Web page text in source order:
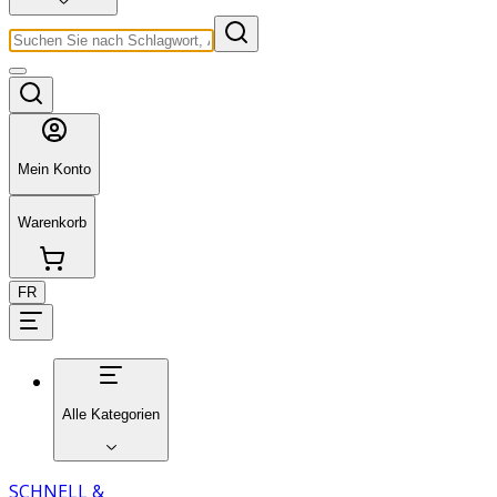
Mein Konto
Warenkorb
FR
Alle Kategorien
SCHNELL &